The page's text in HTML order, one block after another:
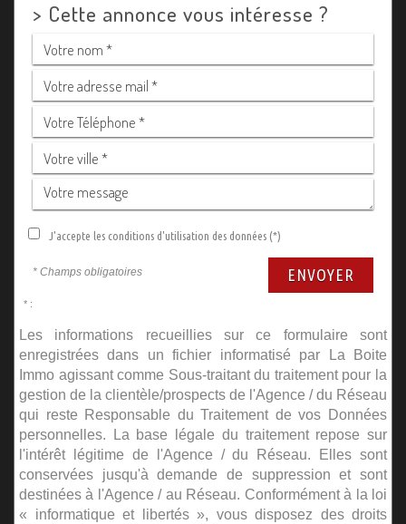
> Cette annonce vous intéresse ?
J'accepte les conditions d'utilisation des données (*)
* Champs obligatoires ENVOYER
* :
Les informations recueillies sur ce formulaire sont
enregistrées dans un fichier informatisé par La Boite
Immo agissant comme Sous-traitant du traitement pour la
gestion de la clientèle/prospects de l'Agence / du Réseau
qui reste Responsable du Traitement de vos Données
personnelles. La base légale du traitement repose sur
l'intérêt légitime de l'Agence / du Réseau. Elles sont
conservées jusqu'à demande de suppression et sont
destinées à l'Agence / au Réseau. Conformément à la loi
« informatique et libertés », vous disposez des droits